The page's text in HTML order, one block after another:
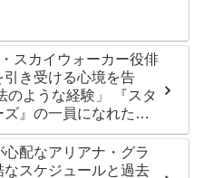
・スカイウォーカー役俳
引き受ける心境を告
のような経験」 『スタ
ズ』の一員になれたこ
び爆発
心配なアリアナ・グラ
なスケジュールと過去